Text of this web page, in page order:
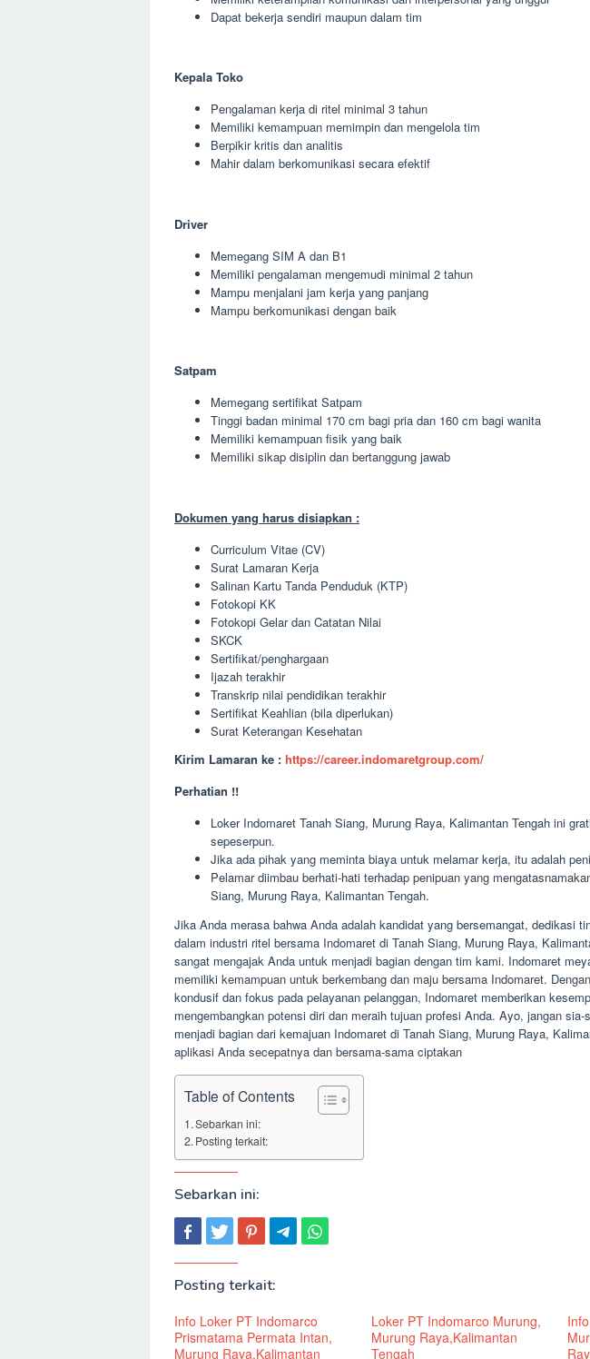
Dapat bekerja sendiri maupun dalam tim
Kepala Toko
Pengalaman kerja di ritel minimal 3 tahun
Memiliki kemampuan memimpin dan mengelola tim
Berpikir kritis dan analitis
Mahir dalam berkomunikasi secara efektif
Driver
Memegang SIM A dan B1
Memiliki pengalaman mengemudi minimal 2 tahun
Mampu menjalani jam kerja yang panjang
Mampu berkomunikasi dengan baik
Satpam
Memegang sertifikat Satpam
Tinggi badan minimal 170 cm bagi pria dan 160 cm bagi wanita
Memiliki kemampuan fisik yang baik
Memiliki sikap disiplin dan bertanggung jawab
Dokumen yang harus disiapkan :
Curriculum Vitae (CV)
Surat Lamaran Kerja
Salinan Kartu Tanda Penduduk (KTP)
Fotokopi KK
Fotokopi Gelar dan Catatan Nilai
SKCK
Sertifikat/penghargaan
Ijazah terakhir
Transkrip nilai pendidikan terakhir
Sertifikat Keahlian (bila diperlukan)
Surat Keterangan Kesehatan
Kirim Lamaran ke : https://career.indomaretgroup.com/
Perhatian !!
Loker Indomaret Tanah Siang, Murung Raya, Kalimantan Tengah ini
sepeserpun.
Jika ada pihak yang meminta biaya untuk melamar kerja, itu adalah
Pelamar diimbau berhati-hati terhadap penipuan yang
Siang, Murung Raya, Kalimantan Tengah.
Jika Anda merasa bahwa Anda adalah kandidat yang bersemangat, dedikasi
dalam industri ritel bersama Indomaret di Tanah Siang, Murung Raya,
sangat mengajak Anda untuk menjadi bagian dengan tim kami. Indomaret
memiliki kemampuan untuk berkembang dan maju bersama Indomaret.
kondusif dan fokus pada pelayanan pelanggan, Indomaret memberikan
mengembangkan potensi diri dan meraih tujuan profesi Anda. Ayo, jangan
menjadi bagian dari kemajuan Indomaret di Tanah Siang, Murung Raya,
aplikasi Anda secepatnya dan bersama-sama ciptakan
Table of Contents
Sebarkan ini:
Posting terkait:
Sebarkan ini:
Posting terkait:
Info Loker PT Indomarco
Prismatama Permata Intan,
Murung Raya,Kalimantan
Loker PT Indomarco Murung,
Murung Raya,Kalimantan
Tengah